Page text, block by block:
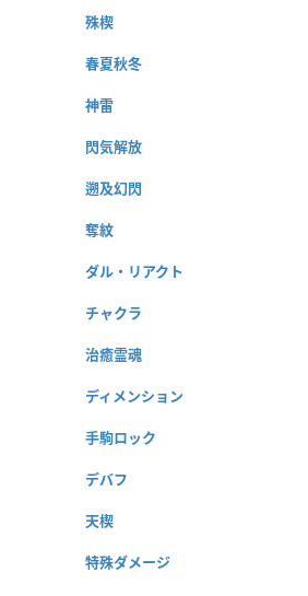
殊楔
春夏秋冬
神雷
閃気解放
遡及幻閃
奪紋
ダル・リアクト
チャクラ
治癒霊魂
ディメンション
手駒ロック
デバフ
天楔
特殊ダメージ